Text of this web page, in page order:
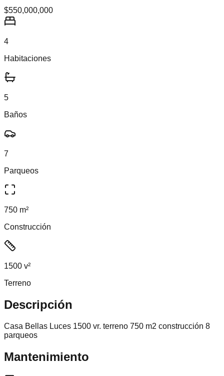
$550,000,000
4
Habitaciones
5
Baños
7
Parqueos
750 m²
Construcción
1500 v²
Terreno
Descripción
Casa Bellas Luces 1500 vr. terreno 750 m2 construcción 8
parqueos
Mantenimiento